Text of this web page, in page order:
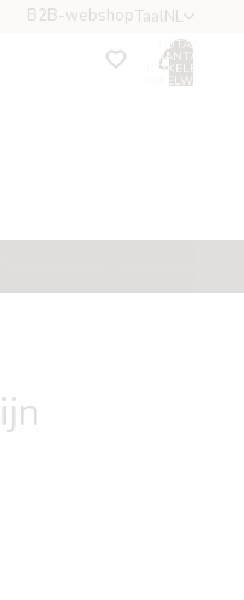
B2B-webshopTaalNL
TOTAAL
AANTAL
ARTIKELEN IN
WINKELWAGEN: